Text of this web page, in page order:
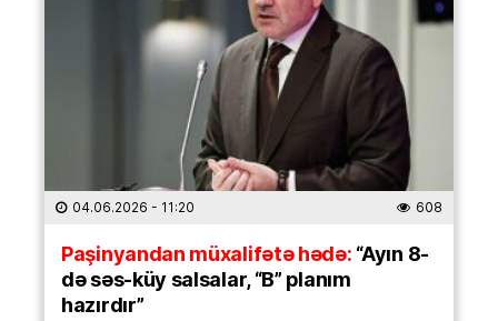
04.06.2026 - 11:20 608
Paşinyandan müxalifətə hədə:“Ayın 8-
də səs-küy salsalar, “B” planım
hazırdır”